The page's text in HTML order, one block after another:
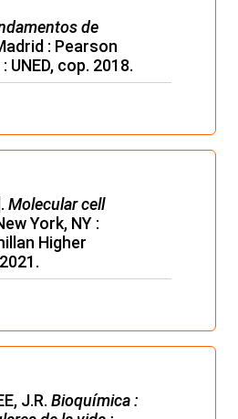
de
: Pearson
UNED, cop. 2018.
Molecular cell
York, NY :
Higher
J.R. Bioquímica :